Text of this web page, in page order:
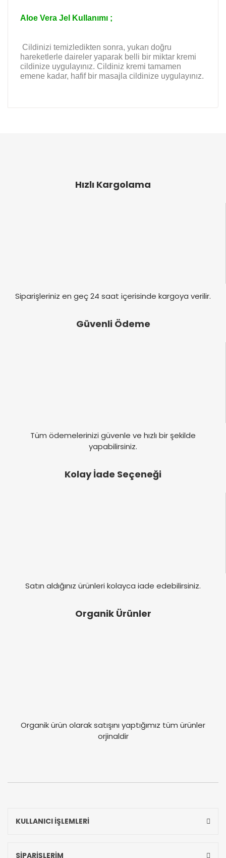
Aloe Vera Jel Kullanımı ;
Cildinizi temizledikten sonra, yukarı doğru
hareketlerle daireler yaparak belli bir miktar kremi
cildinize uygulayınız. Cildiniz kremi tamamen
emene kadar, hafif bir masajla cildinize uygulayınız.
olarak da tavsiye ederim fiyatı da cok uygun..
Bu ürünün fiyat bilgisi, resim, ürün açıklamalarında
Ürün bilgilerinde hatalar bulunuyor.
Hızlı Kargolama
Siparişleriniz en geç 24 saat içerisinde kargoya verilir.
Güvenli Ödeme
Tüm ödemelerinizi güvenle ve hızlı bir şekilde
yapabilirsiniz.
Kolay İade Seçeneği
Satın aldığınız ürünleri kolayca iade edebilirsiniz.
Organik Ürünler
Organik ürün olarak satışını yaptığımız tüm ürünler
orjinaldir
KULLANICI İŞLEMLERİ
SİPARİŞLERİM